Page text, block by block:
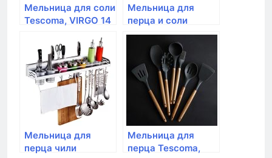
Мельница для соли
Tescoma, VIRGO 14
Мельница для
перца и соли
Tescoma, VIRGO 2 в
1, 22 см
Мельница для
перца чили
Мельница для
перца Tescoma,